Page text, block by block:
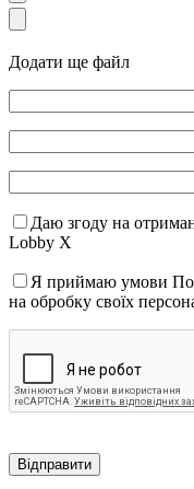
Додати ще файл
Даю згоду на
Lobby X
Я приймаю умови
на обробку своїх